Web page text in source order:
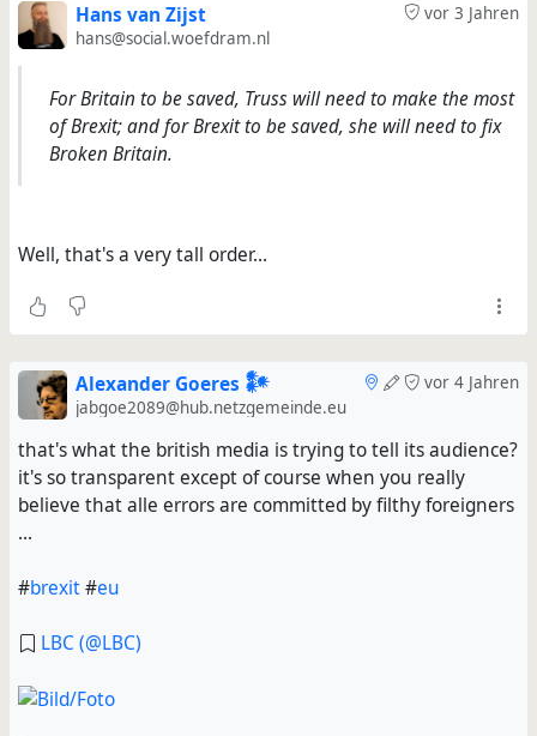
vor 3 Jahren
Hans van Zijst
hans@social.woefdram.nl
For Britain to be saved, Truss will need to make the most
of Brexit; and for Brexit to be saved, she will need to fix
Broken Britain.
Well, that's a very tall order...
vor 4 Jahren
Alexander Goeres 𒀯
jabgoe2089@hub.netzgemeinde.eu
that's what the british media is trying to tell its audience?
it's so transparent except of course when you really
believe that alle errors are committed by filthy foreigners
...
#brexit#eu
LBC (@LBC)